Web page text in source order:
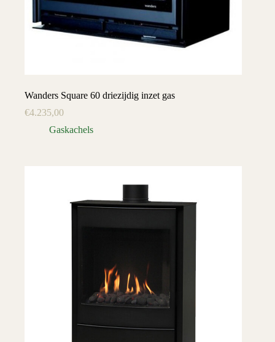
Wanders Square 60 driezijdig inzet gas
€4.235,00
Gaskachels